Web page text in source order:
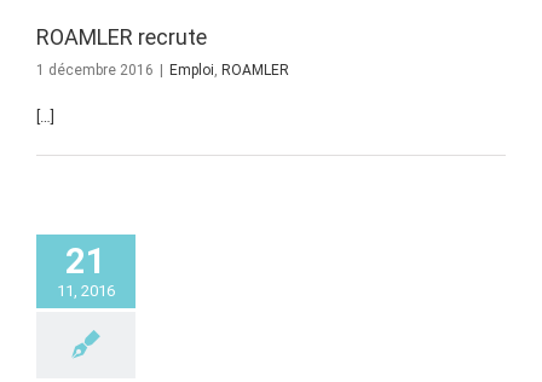
ROAMLER recrute
1 décembre 2016 | Emploi ROAMLER
[…]
21
11, 2016